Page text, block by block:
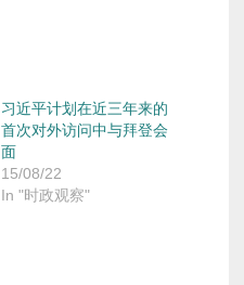
习近平计划在近三年来的
首次对外访问中与拜登会
面
15/08/22
In "时政观察"